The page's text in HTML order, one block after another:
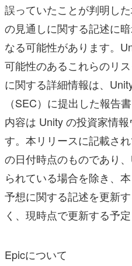
誤っていたことが判明し
の見通しに関する記述に
なる可能性があります。
可能性のあるこれらのリ
に関する詳細情報は、
（SEC）に提出した報告
内容は Unity の投資家情
す。本リリースに記載さ
の日付時点のものであり
られている場合を除き、
予想に関する記述を更新
く、現時点で更新する予定
Epicについて